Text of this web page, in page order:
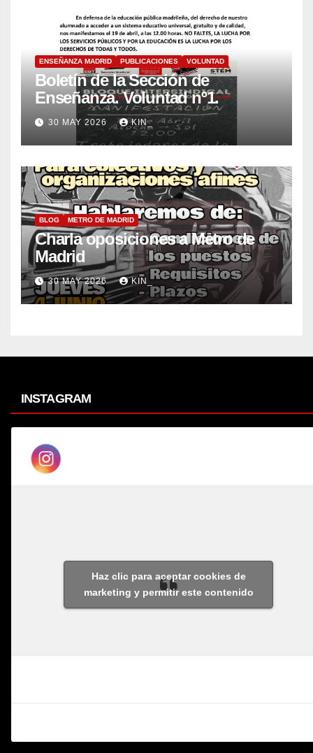
ENSEÑANZA MADRID PUBLICACIONES VOLUNTAD
Boletín de la Sección de
Enseñanza. Voluntad nº1.
30 MAY 2026 KIN_
BLOG METRO DE MADRID
Charla oposiciones a Metro de
Madrid
30 MAY 2026 KIN_
INSTAGRAM
Haz clic para aceptar cookies de
marketing y permitir este contenido